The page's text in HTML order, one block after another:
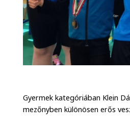
Gyermek kategóriában Klein
mezőnyben különösen erős